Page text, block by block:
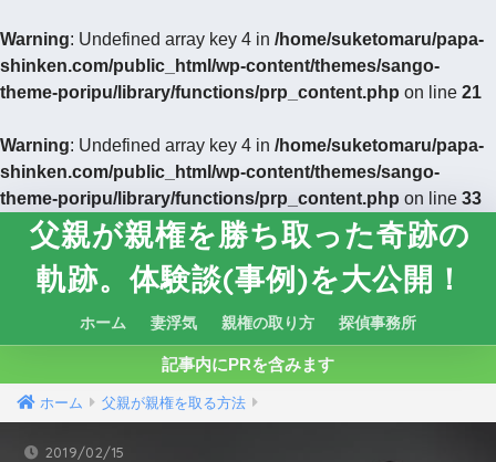
Warning: Undefined array key 4 in /home/suketomaru/papa-
shinken.com/public_html/wp-content/themes/sango-
theme-poripu/library/functions/prp_content.php on line 21
Warning: Undefined array key 4 in /home/suketomaru/papa-
shinken.com/public_html/wp-content/themes/sango-
theme-poripu/library/functions/prp_content.php on line 33
父親が親権を勝ち取った奇跡の
軌跡。体験談(事例)を大公開！
ホーム 妻浮気 親権の取り方 探偵事務所
記事内にPRを含みます
ホーム 父親が親権を取る方法
2019/02/15